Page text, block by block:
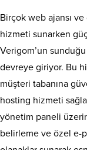
Birçok web ajansı
hizmeti sunarken
Verigom’un sunduğu
devreye giriyor. Bu
müşteri tabanına
hosting hizmeti
yönetim paneli
belirleme ve özel e-